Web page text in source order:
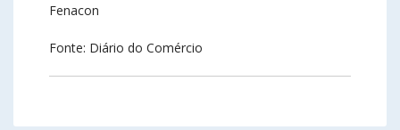
Fenacon
Fonte: Diário do Comércio